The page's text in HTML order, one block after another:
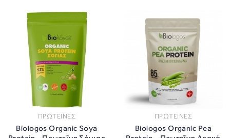
ΠΡΩΤΕΙΝΕΣ
Biologos Organic Soya
ΠΡΩΤΕΙΝΕΣ
Biologos Organic Pea